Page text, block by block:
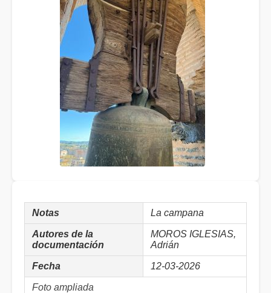
Notas La campana
Autores de la
documentación
MOROS IGLESIAS,
Adrián
Fecha 12-03-2026
Foto ampliada